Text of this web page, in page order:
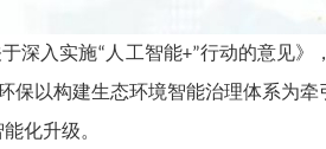
深入实施“ 人工智能+”行动的意见》
保以构建生态环境智能治理体系为
化升级。